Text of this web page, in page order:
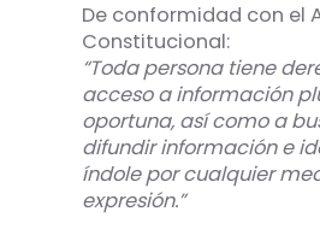
De conformidad con el
Constitucional:
“Toda persona tiene
acceso a información
oportuna, así como a
difundir información e
índole por cualquier
expresión.”